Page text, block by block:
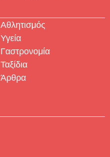
Αθλητισμός
Υγεία
Γαστρονομία
Ταξίδια
Άρθρα